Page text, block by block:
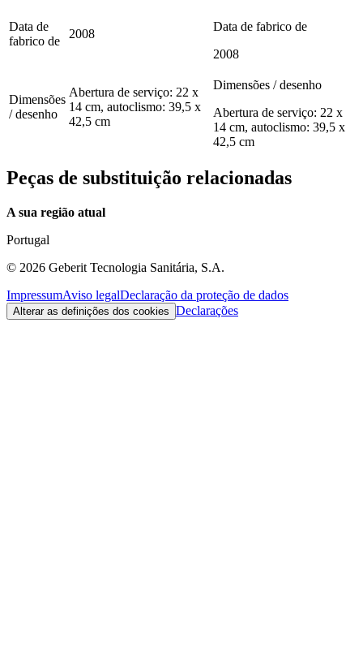
Data de
fabrico de
2008
Data de fabrico de
2008
Dimensões
/ desenho
Abertura de serviço: 22 x
14 cm, autoclismo: 39,5 x
42,5 cm
Dimensões / desenho
Abertura de serviço: 22 x
14 cm, autoclismo: 39,5 x
42,5 cm
Peças de substituição relacionadas
A sua região atual
Portugal
© 2026 Geberit Tecnologia Sanitária, S.A.
ImpressumAviso legalDeclaração da proteção de dados
Alterar as definições dos cookies Declarações